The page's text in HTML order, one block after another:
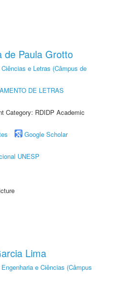
de Paula Grotto
e Letras (Câmpus de
DE LETRAS
Category: RDIDP Academic
Google Scholar
UNESP
Lima
e Ciências (Câmpus